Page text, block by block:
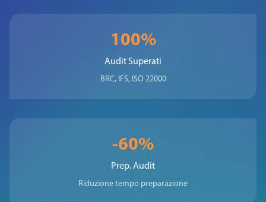
100%
Audit Superati
BRC, IFS, ISO 22000
-60%
Prep. Audit
Riduzione tempo preparazione